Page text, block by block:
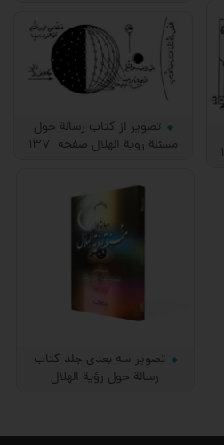
تصویر از کتاب رسالة حول
مسئلة رویة الهلال صفحه 137
تصویر سه بعدی جلد کتاب
رسالة حول رؤیة الهلال